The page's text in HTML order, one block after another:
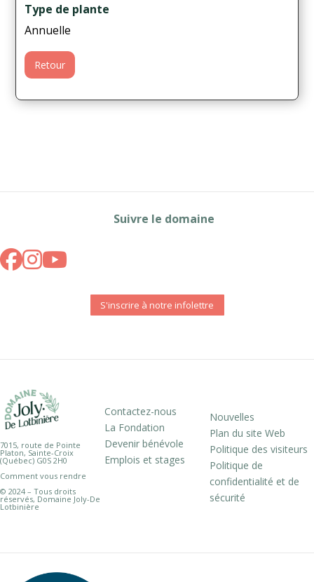
Type de plante
Annuelle
Retour
Suivre le domaine
S'inscrire à notre infolettre
7015, route de Pointe
Platon, Sainte-Croix
(Québec) G0S 2H0
Comment vous rendre
© 2024 – Tous droits
réservés, Domaine Joly-De
Lotbinière
Contactez-nous
La Fondation
Devenir bénévole
Emplois et stages
Nouvelles
Plan du site Web
Politique des visiteurs
Politique de
confidentialité et de
sécurité